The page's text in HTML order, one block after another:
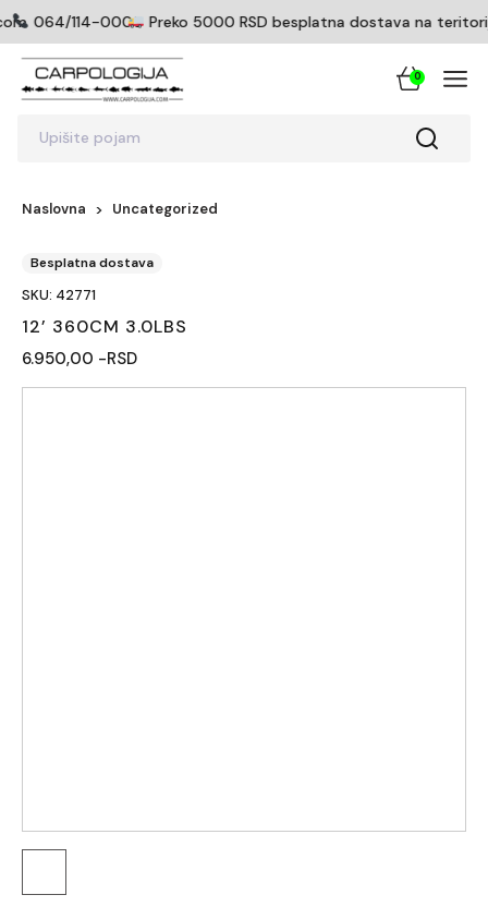
064/114-0005Preko 5000 RSD besplatna dostava na
Upišite pojam
0
Naslovna Uncategorized
Besplatna dostava
SKU: 42771
12’ 360CM 3.0LBS
6.950,00 -RSD